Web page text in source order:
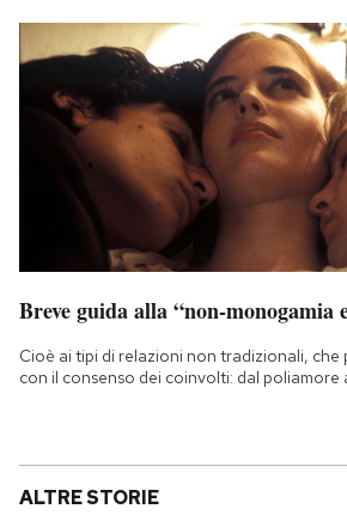
Breve guida alla “non-monogamia
Cioè ai tipi di relazioni non tradizionali,
con il consenso dei coinvolti: dal
ALTRE STORIE